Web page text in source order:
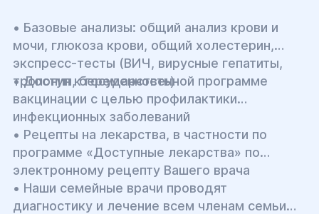
• Базовые анализы: общий анализ крови и
мочи, глюкоза крови, общий холестерин,
экспресс-тесты (ВИЧ, вирусные гепатиты,
тропонин, беременность)
• Доступ к государственной программе
вакцинации с целью профилактики
инфекционных заболеваний
• Рецепты на лекарства, в частности по
программе «Доступные лекарства» по
электронному рецепту Вашего врача
• Наши семейные врачи проводят
диагностику и лечение всем членам семьи